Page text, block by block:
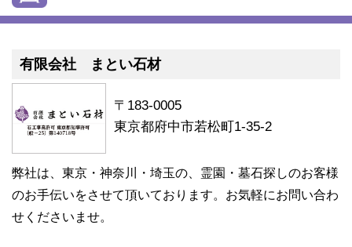
有限会社 まとい石材
〒183-0005
東京都府中市若松町1-35-2
弊社は、東京・神奈川・埼玉の、霊園・墓石探しのお客様
のお手伝いをさせて頂いております。お気軽にお問い合わ
せくださいませ。